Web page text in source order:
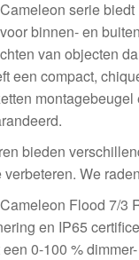
serie
binnen- en
van objecten
een compact,
bieden
We
Flood 7/3
en IP65
0-100 %